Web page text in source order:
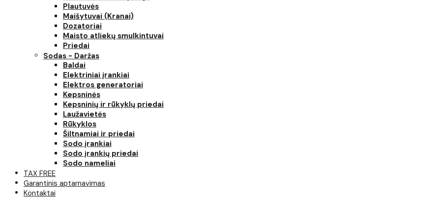
Plautuvės
Maišytuvai (Kranai)
Dozatoriai
Maisto atliekų smulkintuvai
Priedai
Sodas - Daržas
Baldai
Elektriniai įrankiai
Elektros generatoriai
Kepsninės
Kepsninių ir rūkyklų priedai
Laužavietės
Rūkyklos
Šiltnamiai ir priedai
Sodo įrankiai
Sodo įrankių priedai
Sodo nameliai
TAX FREE
Garantinis aptarnavimas
Kontaktai